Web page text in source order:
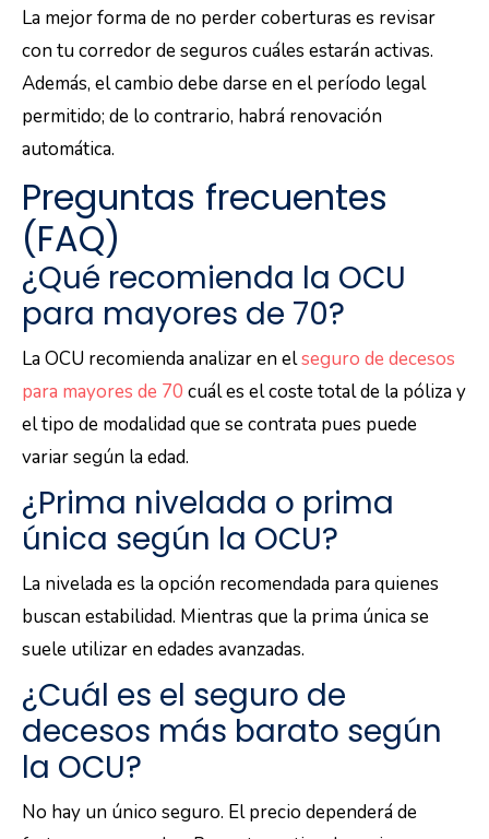
La mejor forma de no perder coberturas es revisar
con tu corredor de seguros cuáles estarán activas.
Además, el cambio debe darse en el período legal
permitido; de lo contrario, habrá renovación
automática.
Preguntas frecuentes
(FAQ)
¿Qué recomienda la OCU
para mayores de 70?
La OCU recomienda analizar en elseguro de decesos
para mayores de 70 cuál es el coste total de la póliza y
el tipo de modalidad que se contrata pues puede
variar según la edad.
¿Prima nivelada o prima
única según la OCU?
La nivelada es la opción recomendada para quienes
buscan estabilidad. Mientras que la prima única se
suele utilizar en edades avanzadas.
¿Cuál es el seguro de
decesos más barato según
la OCU?
No hay un único seguro. El precio dependerá de